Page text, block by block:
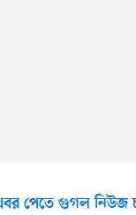
পেতে গুগল নিউজ